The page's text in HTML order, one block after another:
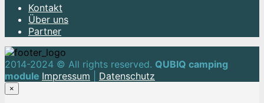
Kontakt
Über uns
Partner
2014-2024 © All rights reserved. QUBIQ camping
module Impressum Datenschutz
×